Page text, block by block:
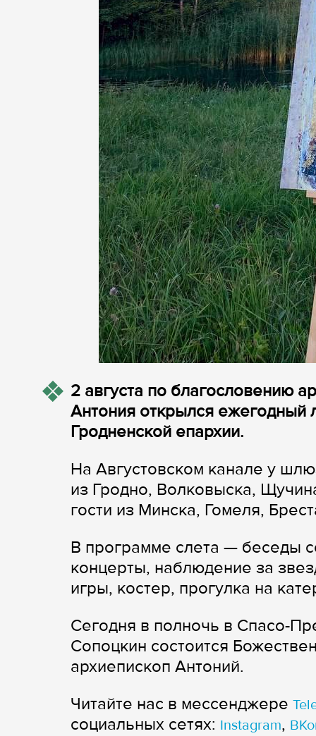
2 августа по благословению
Антония открылся ежегодный
Гродненской епархии.
На Августовском канале у
из Гродно, Волковыска,
гости из Минска, Гомеля,
В программе слета — беседы
концерты, наблюдение за
игры, костер, прогулка на
Сегодня в полночь в Спасо-
Сопоцкин состоится
архиепископ Антоний.
Читайте нас в мессенджере
cоциальных сетях: Instagram,